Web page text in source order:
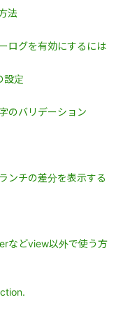
法
ログを有効にするには
設定
のバリデーション
ンチの差分を表示する
などview以外で使う方